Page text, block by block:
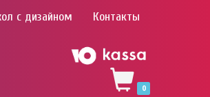
с дизайном Контакты
0